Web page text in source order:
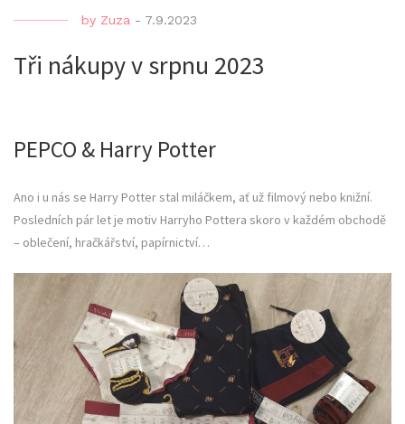
by Zuza - 7.9.2023
Tři nákupy v srpnu 2023
PEPCO & Harry Potter
Ano i u nás se Harry Potter stal miláčkem, ať už filmový nebo knižní.
Posledních pár let je motiv Harryho Pottera skoro v každém obchodě
– oblečení, hračkářství, papírnictví…